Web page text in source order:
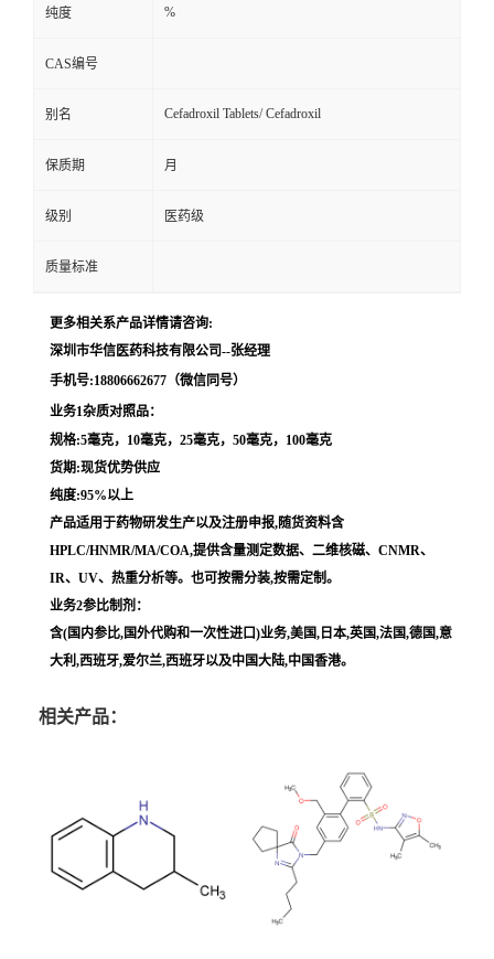
留
言
纯度 %
CAS编号
别名 Cefadroxil Tablets/ Cefadroxil
保质期 月
级别 医药级
质量标准
更多相关系产品详情请咨询:
深圳市华信医药科技有限公司--张经理
手机号:18806662677（微信同号）
业务1杂质对照品：
规格:5毫克，10毫克，25毫克，50毫克，100毫克
货期:现货优势供应
纯度:95%以上
产品适用于药物研发生产以及注册申报,随货资料含
HPLC/HNMR/MA/COA,提供含量测定数据、二维核磁、CNMR、
IR、UV、热重分析等。也可按需分装,按需定制。
业务2参比制剂：
含(国内参比,国外代购和一次性进口)业务,美国,日本,英国,法国,德国,意
大利,西班牙,爱尔兰,西班牙以及中国大陆,中国香港。
相关产品：